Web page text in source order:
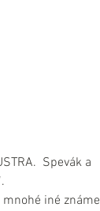
Spevák a
iné známe